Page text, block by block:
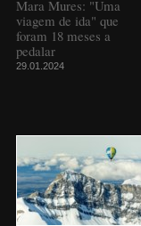
Mara Mures: "Uma
viagem de ida" que
foram 18 meses a
pedalar
29.01.2024